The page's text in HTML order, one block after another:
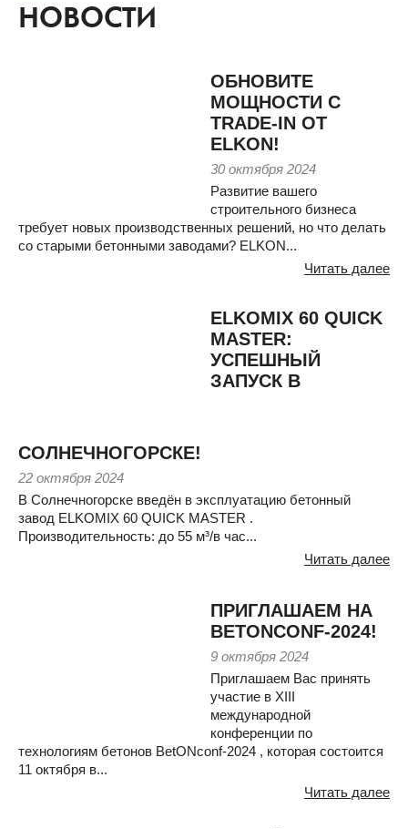
НОВОСТИ
ОБНОВИТЕ
МОЩНОСТИ С
TRADE-IN ОТ
ELKON!
30 октября 2024
Развитие вашего
строительного бизнеса
требует новых производственных решений, но что делать
со старыми бетонными заводами? ELKON...
Читать далее
ELKOMIX 60 QUICK
MASTER:
УСПЕШНЫЙ
ЗАПУСК В
СОЛНЕЧНОГОРСКЕ!
22 октября 2024
В Солнечногорске введён в эксплуатацию бетонный
завод ELKOMIX 60 QUICK MASTER .
Производительность: до 55 м³/в час...
Читать далее
ПРИГЛАШАЕМ НА
BETONCONF-2024!
9 октября 2024
Приглашаем Вас принять
участие в XIII
международной
конференции по
технологиям бетонов BetONconf-2024 , которая состоится
11 октября в...
Читать далее